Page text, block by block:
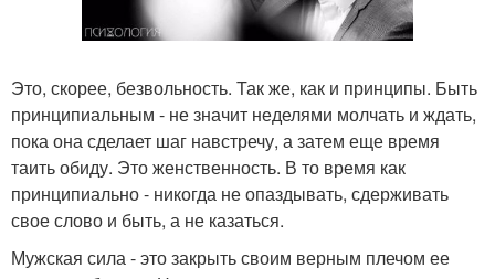
Это, скорее, безвольность. Так же, как и принципы. Быть
принципиальным - не значит неделями молчать и ждать,
пока она сделает шаг навстречу, а затем еще время
таить обиду. Это женственность. В то время как
принципиально - никогда не опаздывать, сдерживать
свое слово и быть, а не казаться.
Мужская сила - это закрыть своим верным плечом ее